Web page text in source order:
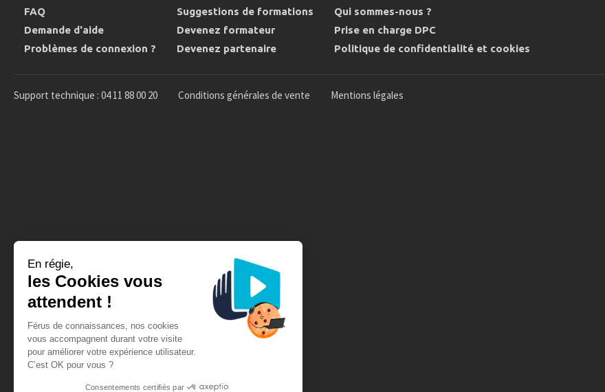
FAQ
Demande d'aide
Problèmes de connexion ?
Suggestions de formations
Devenez formateur
Devenez partenaire
Qui sommes-nous ?
Prise en charge DPC
Politique de confidentialité et cookies
Support technique : 04 11 88 00 20 Conditions générales de vente Mentions légales
En régie,
les Cookies vous
attendent !
Férus de connaissances, nos cookies
vous accompagnent durant votre visite
pour améliorer votre expérience utilisateur.
C’est OK pour vous ?
Consentements certifiés par